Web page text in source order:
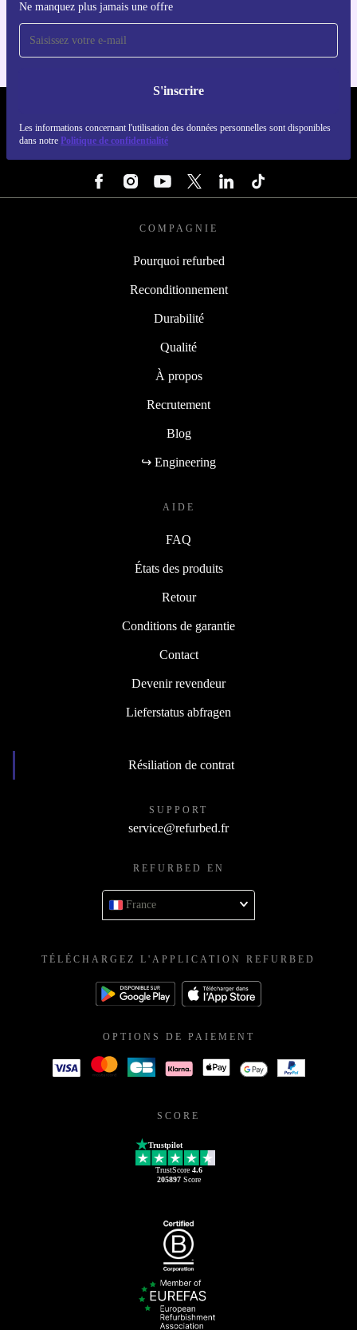
Ne manquez plus jamais une offre
S'inscrire
Les informations concernant l'utilisation des données personnelles sont disponibles
dans notre Politique de confidentialité
Pour iOS et Android
COMPAGNIE
Pourquoi refurbed
Reconditionnement
Durabilité
Qualité
À propos
Recrutement
Blog
↪ Engineering
AIDE
FAQ
États des produits
Retour
Conditions de garantie
Contact
Devenir revendeur
Lieferstatus abfragen
Résiliation de contrat
SUPPORT
service@refurbed.fr
REFURBED EN
France
TÉLÉCHARGEZ L'APPLICATION REFURBED
OPTIONS DE PAIEMENT
SCORE
Trustpilot
TrustScore 4.6
205897Score